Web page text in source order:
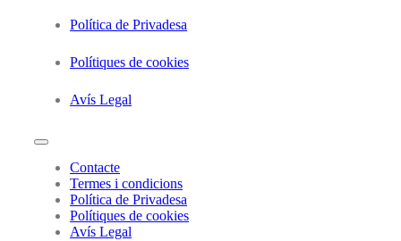
Política de Privadesa
Polítiques de cookies
Avís Legal
Contacte
Termes i condicions
Política de Privadesa
Polítiques de cookies
Avís Legal